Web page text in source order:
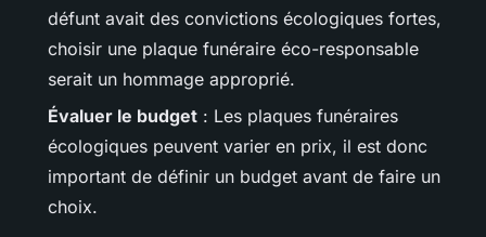
défunt avait des convictions écologiques fortes,
choisir une plaque funéraire éco-responsable
serait un hommage approprié.
Évaluer le budget : Les plaques funéraires
écologiques peuvent varier en prix, il est donc
important de définir un budget avant de faire un
choix.